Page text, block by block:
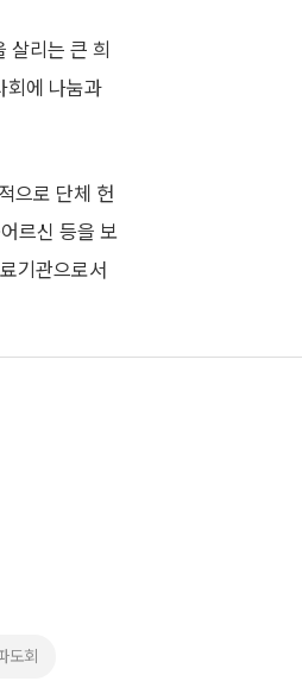
살리는 큰 희
회에 나눔과
으로 단체 헌
르신 등을 보
기관으로서
도회